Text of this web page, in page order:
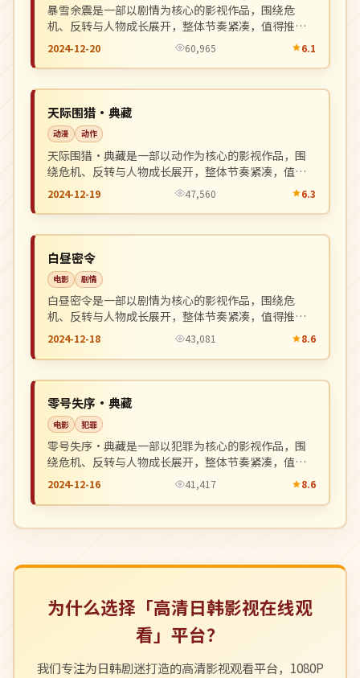
暴雪余震是一部以剧情为核心的影视作品，围绕危
机、反转与人物成长展开，整体节奏紧凑，值得推荐
观看。
2024-12-20 60,965 6.1
中国
天际围猎·典藏
动漫 动作
天际围猎·典藏是一部以动作为核心的影视作品，围
绕危机、反转与人物成长展开，整体节奏紧凑，值得
推荐观看。
2024-12-19 47,560 6.3
韩国
白昼密令
电影 剧情
白昼密令是一部以剧情为核心的影视作品，围绕危
机、反转与人物成长展开，整体节奏紧凑，值得推荐
观看。
2024-12-18 43,081 8.6
日本
零号失序·典藏
电影 犯罪
零号失序·典藏是一部以犯罪为核心的影视作品，围
绕危机、反转与人物成长展开，整体节奏紧凑，值得
推荐观看。
2024-12-16 41,417 8.6
为什么选择「高清日韩影视在线观
看」平台？
我们专注为日韩剧迷打造的高清影视观看平台，1080P